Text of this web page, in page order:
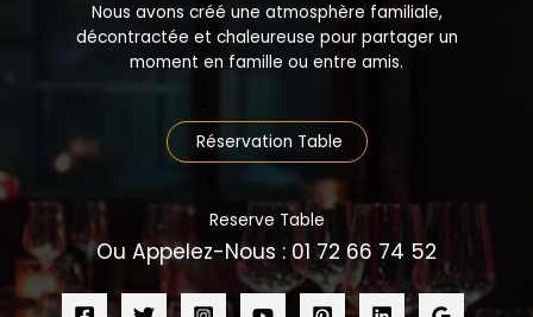
Nous avons créé une atmosphère familiale,
décontractée et chaleureuse pour partager un
moment en famille ou entre amis.
Réservation Table
Reserve Table
Ou Appelez-Nous : 01 72 66 74 52